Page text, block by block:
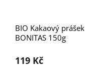
BIO Kakaový prášek
BONITAS 150g
119 Kč